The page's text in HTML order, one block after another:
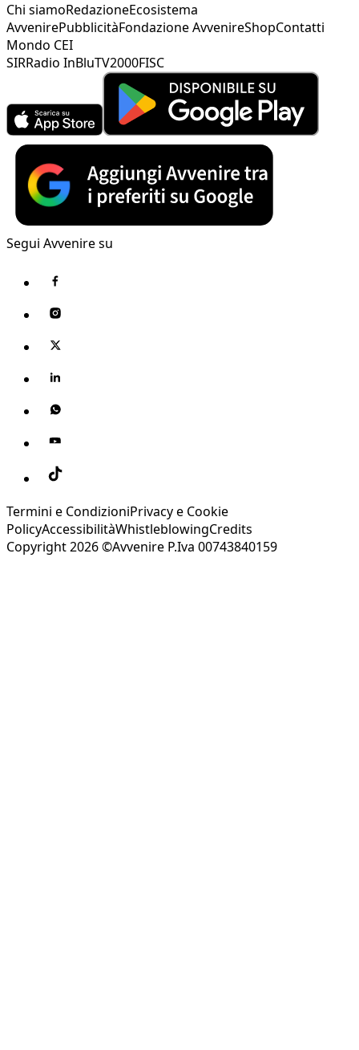
Chi siamoRedazioneEcosistema
AvvenirePubblicitàFondazione AvvenireShopContatti
Mondo CEI
SIRRadio InBluTV2000FISC
Segui Avvenire su
Termini e CondizioniPrivacy e Cookie
PolicyAccessibilitàWhistleblowingCredits
Copyright 2026 ©Avvenire P.Iva 00743840159